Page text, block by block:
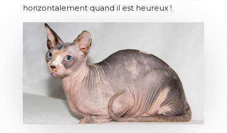
horizontalement quand il est heureux !